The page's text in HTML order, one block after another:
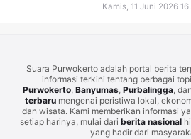
Kamis, 11 Juni 2026
Suara Purwokerto adalah portal berita
informasi terkini tentang berbagai
Purwokerto, Banyumas, Purbalingga, dan
terbarumengenai peristiwa lokal,
dan wisata. Kami memberikan informasi
setiap harinya, mulai dari berita nasional
yang hadir dari